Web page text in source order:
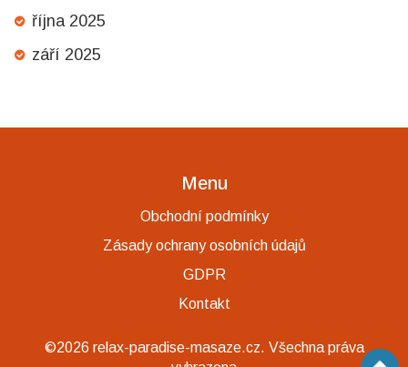
října 2025
září 2025
Menu
Obchodní podmínky
Zásady ochrany osobních údajů
GDPR
Kontakt
©2026 relax-paradise-masaze.cz. Všechna práva